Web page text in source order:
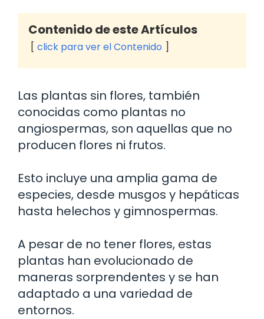
Contenido de este Artículos
click para ver el Contenido
Las plantas sin flores, también
conocidas como plantas no
angiospermas, son aquellas que no
producen flores ni frutos.
Esto incluye una amplia gama de
especies, desde musgos y hepáticas
hasta helechos y gimnospermas.
A pesar de no tener flores, estas
plantas han evolucionado de
maneras sorprendentes y se han
adaptado a una variedad de
entornos.